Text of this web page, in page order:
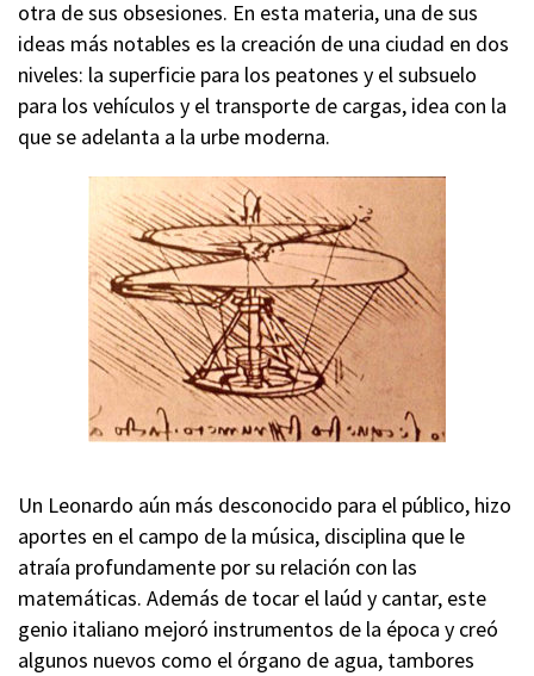
otra de sus obsesiones. En esta materia, una de sus
ideas más notables es la creación de una ciudad en dos
niveles: la superficie para los peatones y el subsuelo
para los vehículos y el transporte de cargas, idea con la
que se adelanta a la urbe moderna.
Un Leonardo aún más desconocido para el público, hizo
aportes en el campo de la música, disciplina que le
atraía profundamente por su relación con las
matemáticas. Además de tocar el laúd y cantar, este
genio italiano mejoró instrumentos de la época y creó
algunos nuevos como el órgano de agua, tambores